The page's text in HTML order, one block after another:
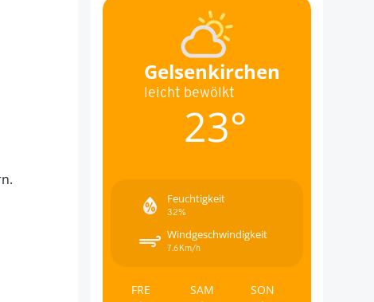
Gelsenkirchen
leicht bewölkt
23°
Feuchtigkeit
32%
Windgeschwindigkeit
7.6Km/h
FRE SAM SON